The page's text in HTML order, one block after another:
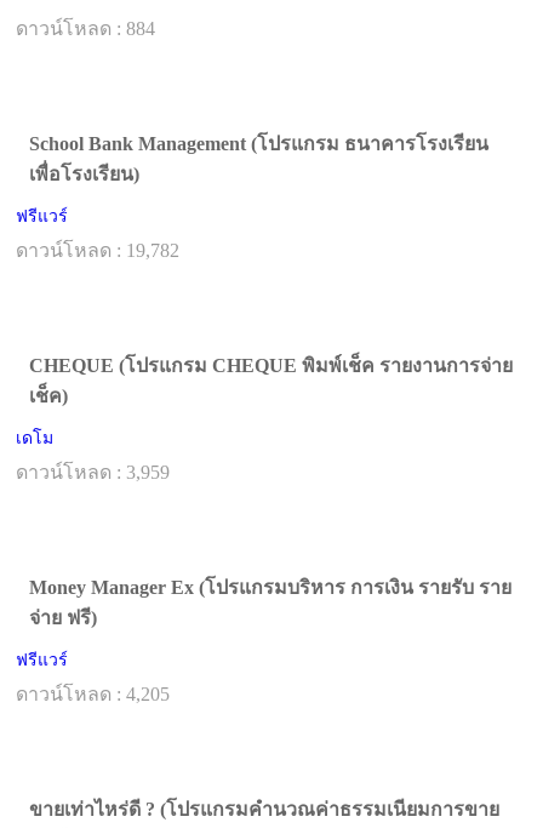
ดาวน์โหลด : 884
School Bank Management (โปรแกรม ธนาคารโรงเรียน
เพื่อโรงเรียน)
ฟรีแวร์
ดาวน์โหลด : 19,782
CHEQUE (โปรแกรม CHEQUE พิมพ์เช็ค รายงานการจ่าย
เช็ค)
เดโม
ดาวน์โหลด : 3,959
Money Manager Ex (โปรแกรมบริหาร การเงิน รายรับ ราย
จ่าย ฟรี)
ฟรีแวร์
ดาวน์โหลด : 4,205
ขายเท่าไหร่ดี ? (โปรแกรมคำนวณค่าธรรมเนียมการขาย